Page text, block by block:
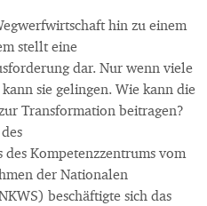
hin zu einem
stellt eine
dar. Nur wenn viele
sie gelingen. Wie kann die
Transformation beitragen?
des Kompetenzzentrums vom
der Nationalen
beschäftigte sich das